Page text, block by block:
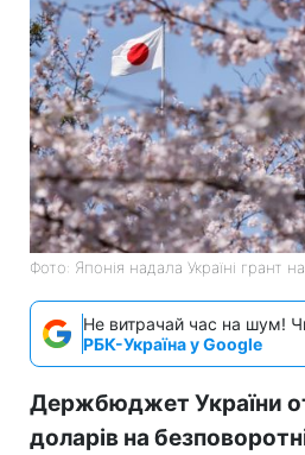
Фото: Японія надала Україні грант
Не витрачай час на шум!
РБК-Україна у Google
Держбюджет України
доларів на